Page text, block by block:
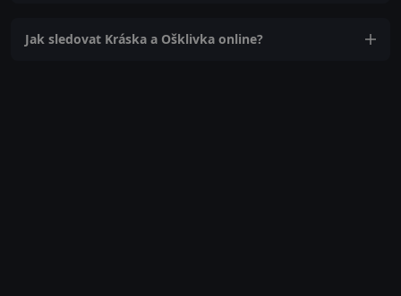
Jak sledovat Kráska a Ošklivka online?